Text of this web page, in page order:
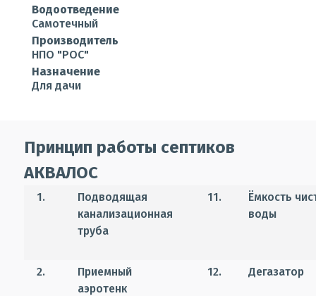
Водоотведение
Самотечный
Производитель
НПО "РОС"
Назначение
Для дачи
Принцип работы септиков
АКВАЛОС
1.
Подводящая
канализационная
труба
11.
Ёмкость
воды
2.
Приемный
аэротенк
12. Дегазатор